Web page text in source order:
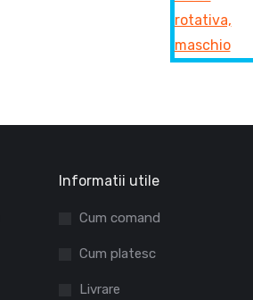
Informatii utile
Cum comand
Cum platesc
Livrare